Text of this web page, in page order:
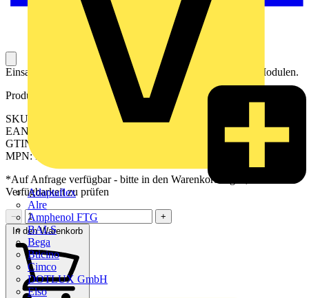
Adaptaflex
Alre
Amphenol FTG
BALS
Bega
Bticino
Cimco
DOTLUX GmbH
Elso
Einsatzplatte zum Einbau in Gehäuse zur Installation von Modulen.
Produktkennzeichen
SKU: 2548060000
EAN: 04050118557596
GTIN: 04050118557596
MPN: IE-FC-IP-PWB
*Auf Anfrage verfügbar - bitte in den Warenkorb legen, um
Verfügbarkeit zu prüfen
−
+
In den Warenkorb